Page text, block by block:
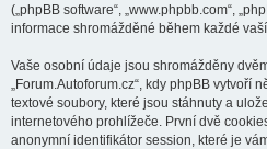
(„phpBB software“, „www.phpbb.com“,
informace shromážděné během každé
Vaše osobní údaje jsou shromážděny
„Forum.Autoforum.cz“, kdy phpBB vytvoří
textové soubory, které jsou stáhnuty a
internetového prohlížeče. První dvě
anonymní identifikátor session, které je